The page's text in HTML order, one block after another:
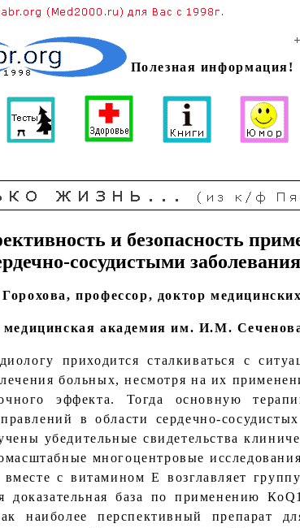
Полезная информация!
и безопасность
сосудистыми
профессор, доктор
медицинская академия им. И.М.
приходится сталкиваться с
больных, несмотря на их
эффекта. Тогда основную
в области сердечно-
убедительные свидетельства
многоцентровые
с витамином Е возглавляет
база по применению
наиболее перспективный препарат